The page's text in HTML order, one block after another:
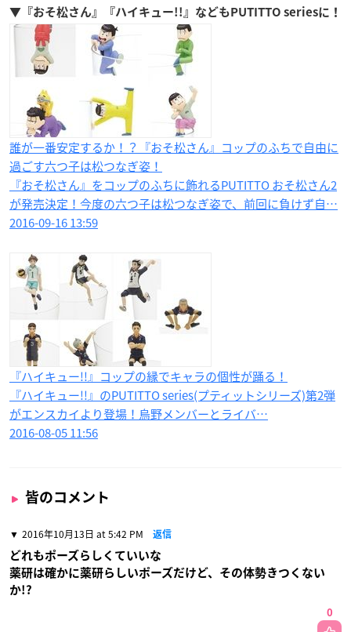
▼『おそ松さん』『ハイキュー!!』などもPUTITTO seriesに！
誰が一番安定するか！？『おそ松さん』コップのふちで自由に
過ごす六つ子は松つなぎ姿！
『おそ松さん』をコップのふちに飾れるPUTITTO おそ松さん2
が発売決定！今度の六つ子は松つなぎ姿で、前回に負けず自…
2016-09-16 13:59
『ハイキュー!!』コップの縁でキャラの個性が踊る！
『ハイキュー!!』のPUTITTO series(プティットシリーズ)第2弾
がエンスカイより登場！烏野メンバーとライバ…
2016-08-05 11:56
皆のコメント
2016年10月13日 at 5:42 PM 返信
どれもポーズらしくていいな
薬研は確かに薬研らしいポーズだけど、その体勢きつくない
か!?
0